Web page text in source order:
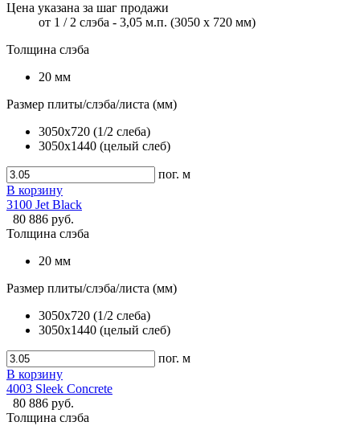
Цена указана за шаг продажи
от 1 / 2 слэба - 3,05 м.п. (3050 х 720 мм)
Толщина слэба
20 мм
Размер плиты/слэба/листа (мм)
3050x720 (1/2 слеба)
3050x1440 (целый слеб)
пог. м
В корзину
3100 Jet Black
80 886 руб.
Толщина слэба
20 мм
Размер плиты/слэба/листа (мм)
3050x720 (1/2 слеба)
3050x1440 (целый слеб)
пог. м
В корзину
4003 Sleek Concrete
80 886 руб.
Толщина слэба